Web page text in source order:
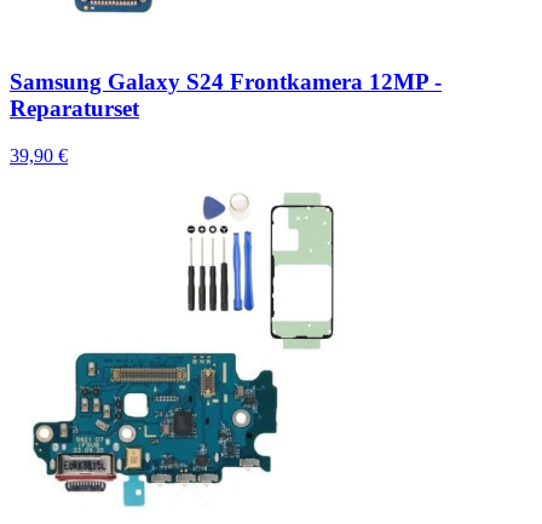
Samsung Galaxy S24 Frontkamera 12MP -
Reparaturset
39,90 €